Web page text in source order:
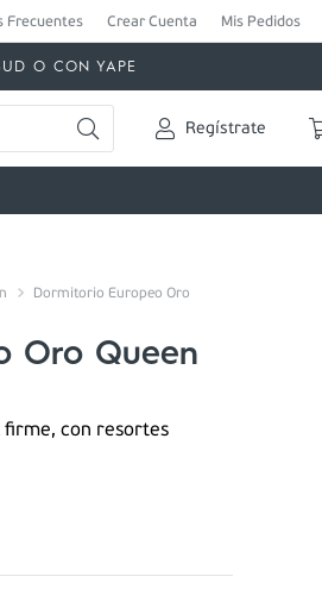
Frecuentes Crear Cuenta Mis Pedidos
O CON YAPE
Regístrate
Dormitorio Europeo Oro
Oro Queen
firme, con resortes